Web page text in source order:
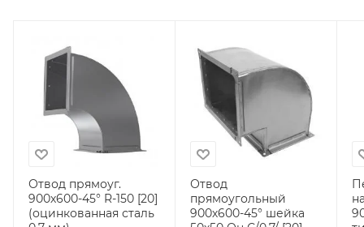
Отвод прямоуг.
900х600-45° R-150 [20]
(оцинкованная сталь
Отвод
прямоугольный
900х600-45° шейка